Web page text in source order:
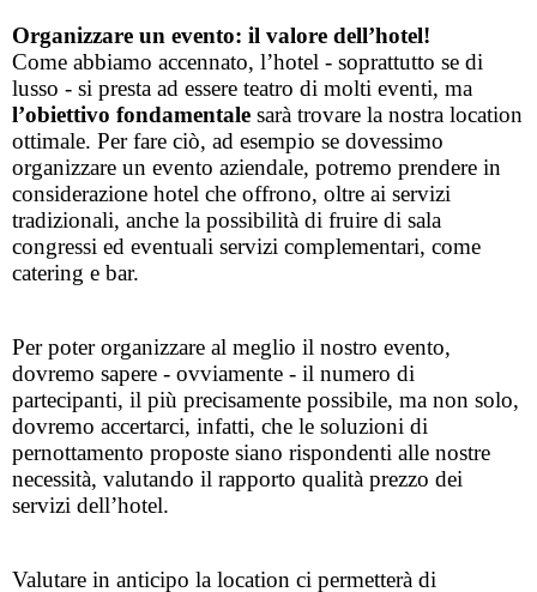
Organizzare un evento: il valore dell’hotel!
Come abbiamo accennato, l’hotel - soprattutto se di
l’obiettivo fondamentale sarà trovare la nostra location
ottimale. Per fare ciò, ad esempio se dovessimo
organizzare un evento aziendale, potremo prendere in
considerazione hotel che offrono, oltre ai servizi
tradizionali, anche la possibilità di fruire di sala
congressi ed eventuali servizi complementari, come
catering e bar.
Per poter organizzare al meglio il nostro evento,
dovremo sapere - ovviamente - il numero di
partecipanti, il più precisamente possibile, ma non solo,
dovremo accertarci, infatti, che le soluzioni di
pernottamento proposte siano rispondenti alle nostre
necessità, valutando il rapporto qualità prezzo dei
servizi dell’hotel.
Valutare in anticipo la location ci permetterà di